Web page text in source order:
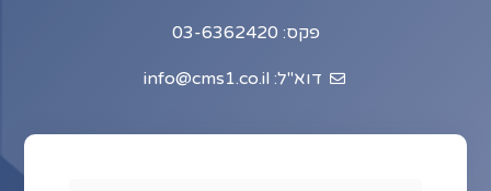
פקס: 03-6362420
דוא"ל: info@cms1.co.il